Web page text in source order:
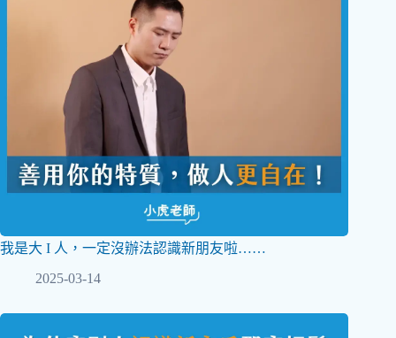
我是大 I 人，一定沒辦法認識新朋友啦……
2025-03-14